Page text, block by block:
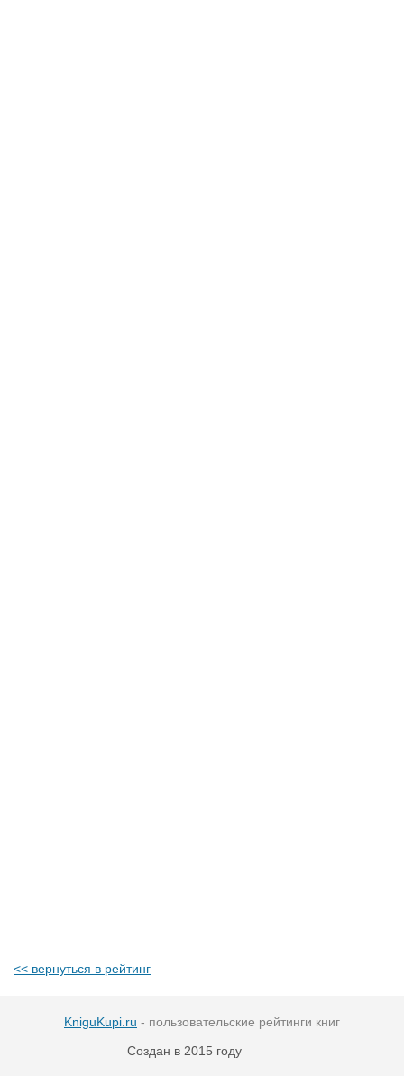
<< вернуться в рейтинг
KniguKupi.ru - пользовательские рейтинги книг
Создан в 2015 году